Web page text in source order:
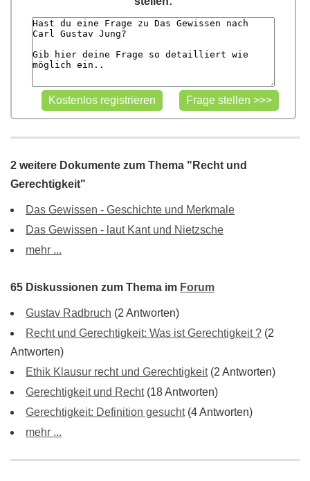
2 weitere Dokumente zum Thema "Recht und
Gerechtigkeit"
Das Gewissen - Geschichte und Merkmale
Das Gewissen - laut Kant und Nietzsche
mehr ...
65 Diskussionen zum Thema im Forum
Gustav Radbruch (2 Antworten)
Recht und Gerechtigkeit: Was ist Gerechtigkeit ? (2
Antworten)
Ethik Klausur recht und Gerechtigkeit(2 Antworten)
Gerechtigkeit und Recht(18 Antworten)
Gerechtigkeit: Definition gesucht(4 Antworten)
mehr ...